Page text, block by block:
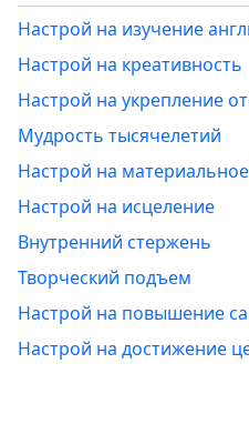
Настрой на изучение
Настрой на креативность
Настрой на укрепление
Мудрость тысячелетий
Настрой на
Настрой на исцеление
Внутренний стержень
Творческий подъем
Настрой на повышение
Настрой на достижение